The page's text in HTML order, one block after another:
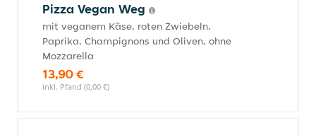
Pizza Vegan Weg
mit veganem Käse, roten Zwiebeln,
Paprika, Champignons und Oliven, ohne
Mozzarella
13,90 €
inkl. Pfand (0,00 €)